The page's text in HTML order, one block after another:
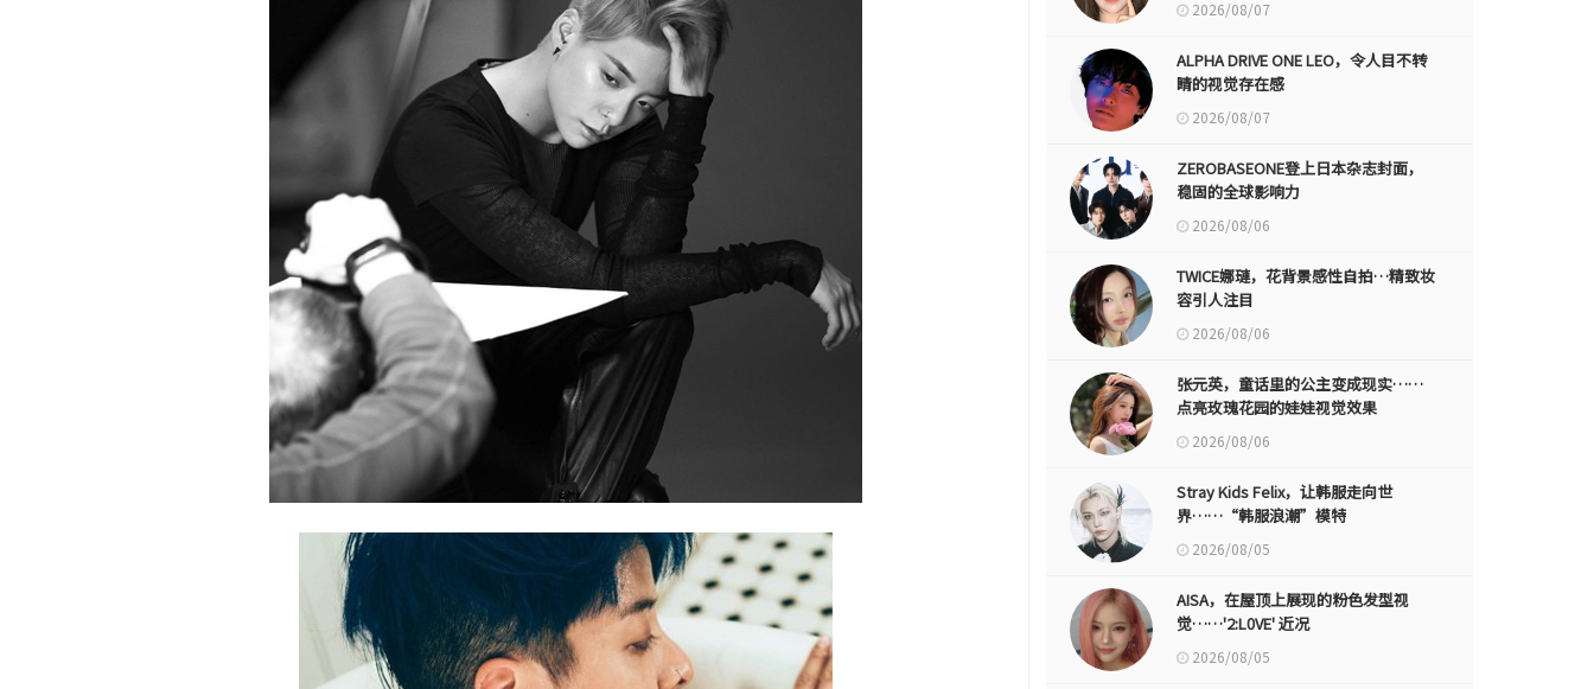
2026/08/07
ALPHA DRIVE ONE LEO，令人目不转
睛的视觉存在感
2026/08/07
ZEROBASEONE登上日本杂志封面，
稳固的全球影响力
2026/08/06
TWICE娜璉，花背景感性自拍…精致妆
容引人注目
2026/08/06
张元英，童话里的公主变成现实……
点亮玫瑰花园的娃娃视觉效果
2026/08/06
Stray Kids Felix，让韩服走向世
界……“韩服浪潮”模特
2026/08/05
AISA，在屋顶上展现的粉色发型视
觉……'2:L0VE' 近况
2026/08/05